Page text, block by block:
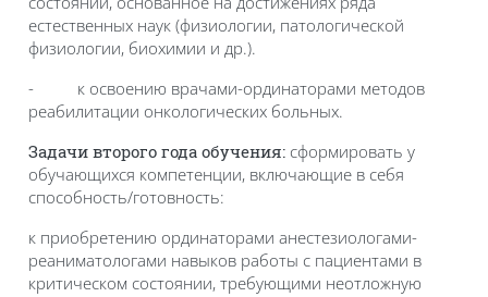
естественных наук (физиологии, патологической
физиологии, биохимии и др.).
- к освоению врачами-ординаторами методов
реабилитации онкологических больных.
Задачи второго года обучения: сформировать у
обучающихся компетенции, включающие в себя
способность/готовность:
к приобретению ординаторами анестезиологами-
реаниматологами навыков работы с пациентами в
критическом состоянии, требующими неотложную